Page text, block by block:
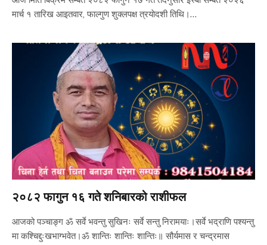
मार्च १ तारिख आइतवार, फाल्गुण शुक्लपक्ष त्रयाेदशी तिथि।…
२०८२ फागुन १६ गते शनिबारको राशीफल
आजको पञ्चाङ्ग ॐ सर्वे भवन्तु सुखिनः सर्वे सन्तु निरामयाः।सर्वे भद्राणि पश्यन्तु
मा कश्चिद्दुःखभाग्भवेत।ॐ शान्तिः शान्तिः शान्तिः॥ सौर्यमास र चन्द्रमास